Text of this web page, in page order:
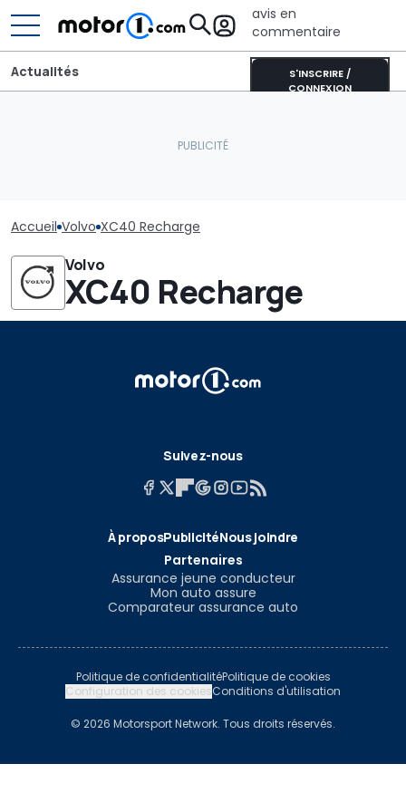
avis en
commentaire
S'INSCRIRE /
CONNEXION
Actualités
Accueil Volvo XC40 Recharge
Volvo
XC40 Recharge
Suivez-nous
À proposPublicitéNous joindre
Partenaires
Assurance jeune conducteur
Mon auto assure
Comparateur assurance auto
Politique de confidentialitéPolitique de cookies
Configuration des cookiesConditions d'utilisation
© 2026 Motorsport Network. Tous droits réservés.